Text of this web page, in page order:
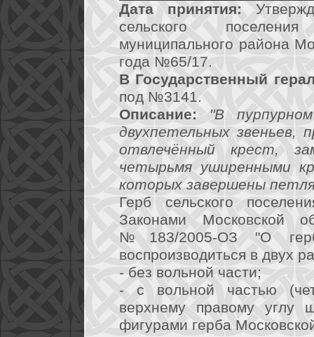
Дата принятия:
сельского
муниципального района
года №65/17.
В Государственный
под №3141.
Описание:
"В
двухпетельных звеньев,
отвлечённый крест,
четырьмя уширенными
которых завершены
Герб сельского
Законами Московской
№183/2005-ОЗ "О
воспроизводиться в двух
- без вольной части;
- с вольной частью
верхнему правому углу
фигурами герба